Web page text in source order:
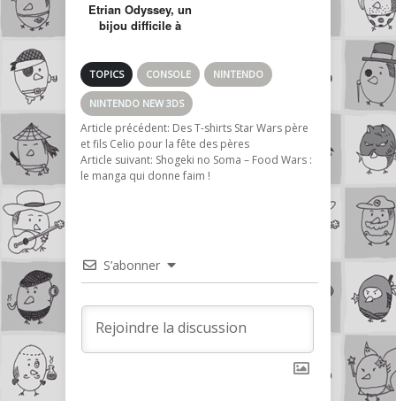
Etrian Odyssey, un
bijou difficile à
TOPICS CONSOLE NINTENDO
NINTENDO NEW 3DS
Article précédent: Des T-shirts Star Wars père
et fils Celio pour la fête des pères
Article suivant: Shogeki no Soma – Food Wars :
le manga qui donne faim !
S’abonner